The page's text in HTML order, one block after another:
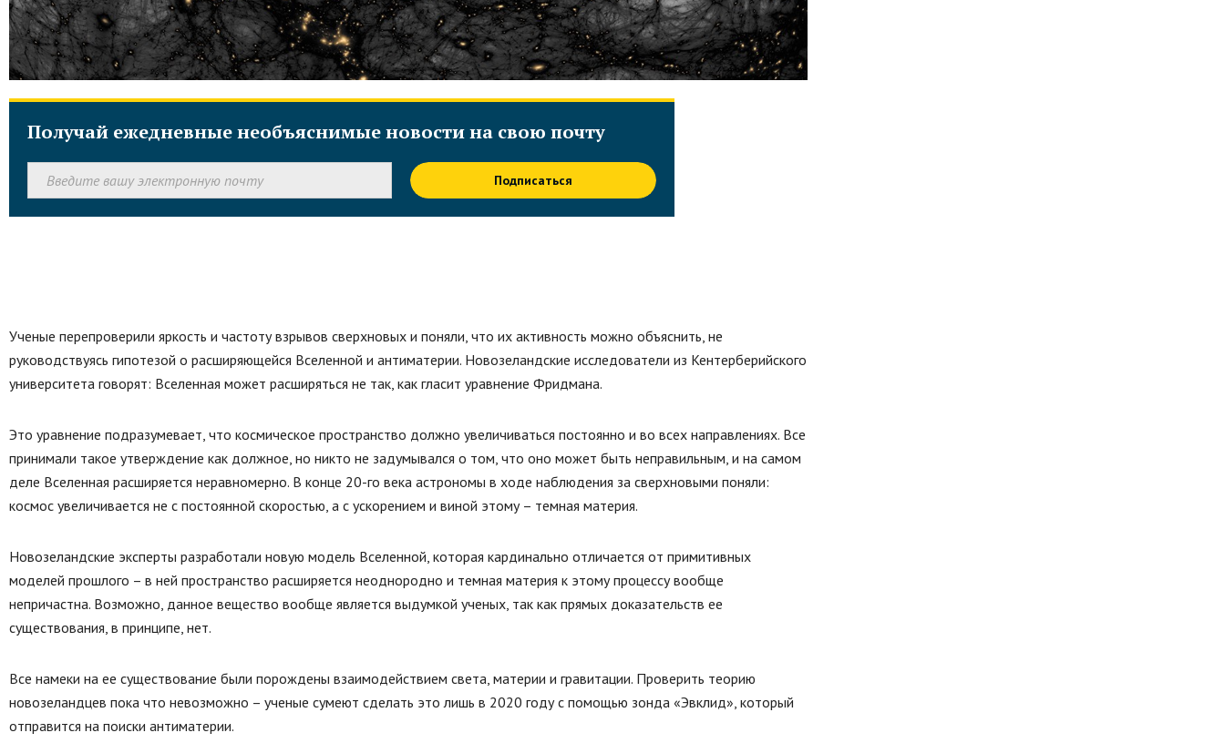
Получай ежедневные необъяснимые новости на свою почту
Подписаться
Ученые перепроверили яркость и частоту взрывов сверхновых и поняли, что их активность можно объяснить, не
руководствуясь гипотезой о расширяющейся Вселенной и антиматерии. Новозеландские исследователи из Кентерберийского
университета говорят: Вселенная может расширяться не так, как гласит уравнение Фридмана.
Это уравнение подразумевает, что космическое пространство должно увеличиваться постоянно и во всех направлениях. Все
принимали такое утверждение как должное, но никто не задумывался о том, что оно может быть неправильным, и на самом
деле Вселенная расширяется неравномерно. В конце 20-го века астрономы в ходе наблюдения за сверхновыми поняли:
космос увеличивается не с постоянной скоростью, а с ускорением и виной этому – темная материя.
Новозеландские эксперты разработали новую модель Вселенной, которая кардинально отличается от примитивных
моделей прошлого – в ней пространство расширяется неоднородно и темная материя к этому процессу вообще
непричастна. Возможно, данное вещество вообще является выдумкой ученых, так как прямых доказательств ее
существования, в принципе, нет.
Все намеки на ее существование были порождены взаимодействием света, материи и гравитации. Проверить теорию
новозеландцев пока что невозможно – ученые сумеют сделать это лишь в 2020 году с помощью зонда «Эвклид», который
отправится на поиски антиматерии.